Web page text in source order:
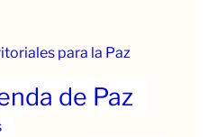
para la Paz
de Paz